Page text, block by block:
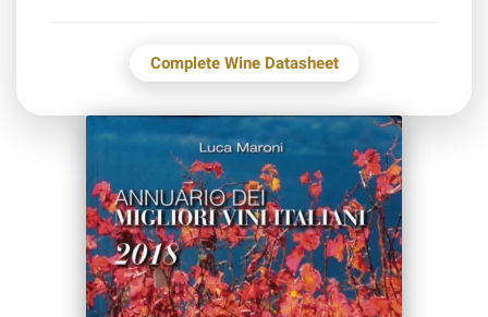
Complete Wine Datasheet